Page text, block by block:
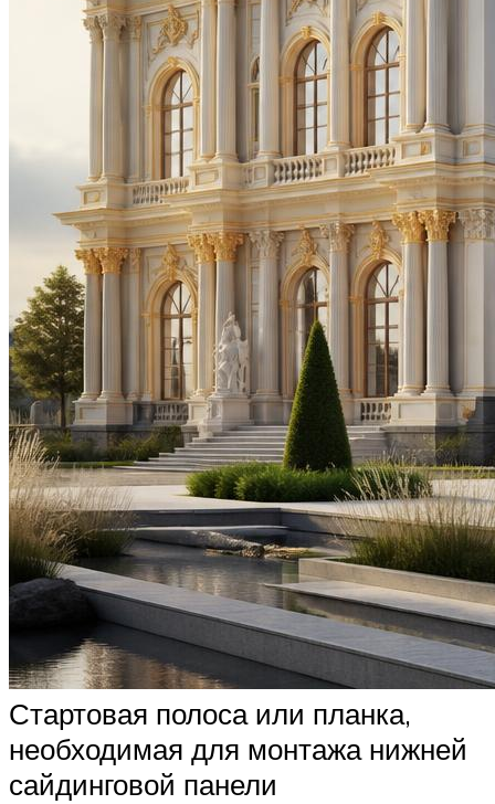
Стартовая полоса или планка,
необходимая для монтажа нижней
сайдинговой панели